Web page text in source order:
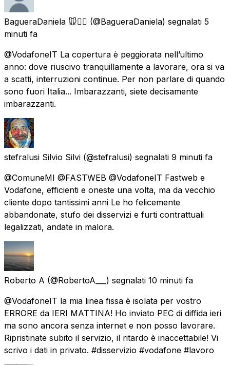
BagueraDaniela 🐭🏴‍☠️ (@BagueraDaniela) segnalati 5
minuti fa
@VodafoneIT La copertura è peggiorata nell’ultimo
anno: dove riuscivo tranquillamente a lavorare, ora si va
a scatti, interruzioni continue. Per non parlare di quando
sono fuori Italia... Imbarazzanti, siete decisamente
imbarazzanti.
stefralusi Silvio Silvi (@stefralusi) segnalati 9 minuti fa
@ComuneMI @FASTWEB @VodafoneIT Fastweb e
Vodafone, efficienti e oneste una volta, ma da vecchio
cliente dopo tantissimi anni Le ho felicemente
abbandonate, stufo dei disservizi e furti contrattuali
legalizzati, andate in malora.
Roberto A (@RobertoA___) segnalati 10 minuti fa
@VodafoneIT la mia linea fissa è isolata per vostro
ERRORE da IERI MATTINA! Ho inviato PEC di diffida ieri
ma sono ancora senza internet e non posso lavorare.
Ripristinate subito il servizio, il ritardo è inaccettabile! Vi
scrivo i dati in privato. #disservizio #vodafone #lavoro